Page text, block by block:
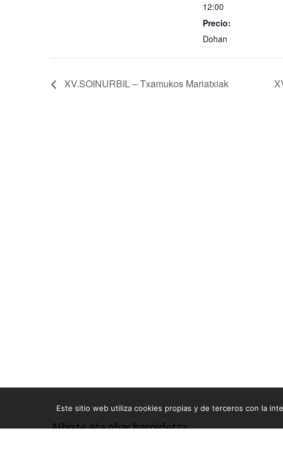
12:00
Precio:
Dohan
XV.SOINURBIL – Txamukos Mariatxiak
Albiste eta ohar harpidetza
Este sitio web utiliza cookies propias y de terceros con la